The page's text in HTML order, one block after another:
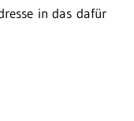
in das dafür